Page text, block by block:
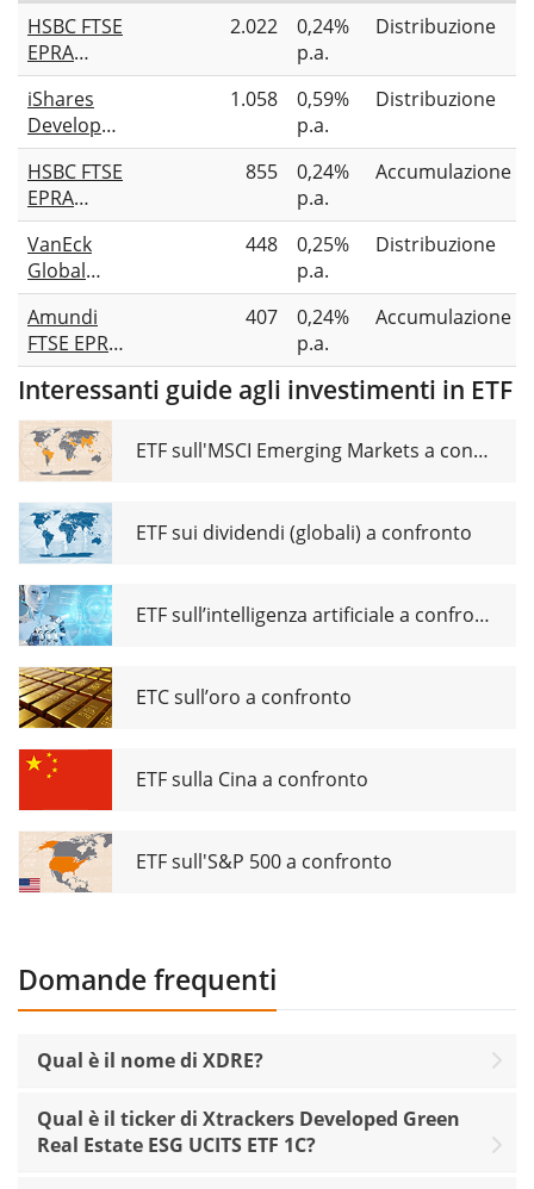
HSBC FTSE
EPRA
NAREIT
Developed
UCITS ETF
USD
2.022
0,24%
p.a.
Distribuzione
iShares
Developed
Markets
Property
Yield
UCITS ETF
1.058
0,59%
p.a.
Distribuzione
HSBC FTSE
EPRA
NAREIT
Developed
UCITS ETF
USD (Acc)
855
0,24%
p.a.
Accumulazione
VanEck
Global
Real
Estate
UCITS ETF
448
0,25%
p.a.
Distribuzione
Amundi
FTSE EPRA
NAREIT
Global
UCITS ETF
Acc
407
0,24%
p.a.
Accumulazione
Interessanti guide agli investimenti in ETF
ETF sull'MSCI Emerging Markets a confronto
ETF sui dividendi (globali) a confronto
ETF sull’intelligenza artificiale a confronto
ETC sull’oro a confronto
ETF sulla Cina a confronto
ETF sull'S&P 500 a confronto
Domande frequenti
Qual è il nome di XDRE?
Qual è il ticker di Xtrackers Developed Green
Real Estate ESG UCITS ETF 1C?